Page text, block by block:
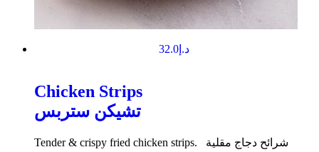
د.إ32.0
Chicken Strips
تشيكن ستربس
Tender & crispy fried chicken strips. شرائح دجاج مقلية